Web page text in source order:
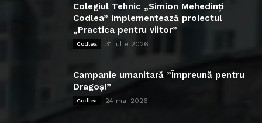
Colegiul Tehnic „Simion Mehedinți
Codlea” implementează proiectul
„Practica pentru viitor”
Codlea 31 iulie 2026
Campanie umanitară ”Împreună pentru
Dragoș!”
Codlea 24 mai 2026